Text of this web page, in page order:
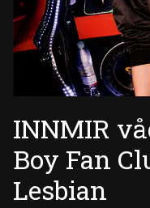
INNMIR
Boy Fan
Lesbian